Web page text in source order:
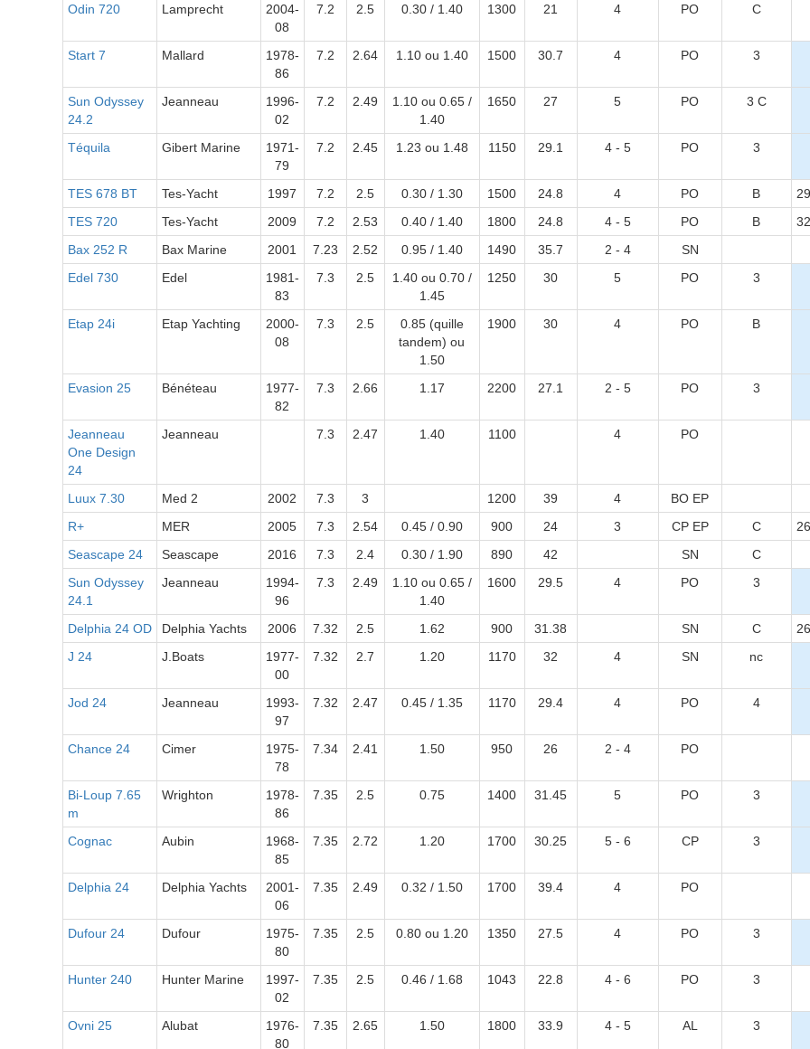
Odin 720 Lamprecht
2004-
08
7.2 2.5 0.30 / 1.40 1300 21 4 PO C
Start 7 Mallard
1978-
86
7.2 2.64 1.10 ou 1.40 1500 30.7 4 PO 3
Sun Odyssey
24.2
Jeanneau
1996-
02
7.2 2.49
1.10 ou 0.65 /
1.40
1650 27 5 PO 3 C
Téquila Gibert Marine
1971-
79
7.2 2.45 1.23 ou 1.48 1150 29.1 4 - 5 PO 3
TES 678 BT Tes-Yacht 1997 7.2 2.5 0.30 / 1.30 1500 24.8 4 PO B
TES 720
Tes-Yacht 2009 7.2 2.53 0.40 / 1.40 1800 24.8 4 - 5 PO B
Bax 252 R
Bax Marine 2001 7.23 2.52 0.95 / 1.40 1490 35.7 2 - 4
SN
Edel 730
Edel
1981-
83
7.3 2.5
1.40 ou 0.70 /
1.45
1250 30 5 PO 3
Etap 24i Etap Yachting
2000-
08
7.3 2.5
0.85 (quille
tandem) ou
1.50
1900 30 4 PO B
Evasion 25 Bénéteau
1977-
82
7.3 2.66 1.17 2200 27.1 2 - 5 PO 3
Jeanneau
One Design
24
Jeanneau 7.3 2.47 1.40 1100 4 PO
Luux 7.30 Med 2 2002 7.3 3 1200 39 4
BO EP
R+
MER 2005 7.3 2.54 0.45 / 0.90 900 24 3 CP EP C
Seascape 24
Seascape 2016 7.3 2.4 0.30 / 1.90 890 42 SN
C
Sun Odyssey
24.1
Jeanneau
1994-
96
7.3 2.49
1.10 ou 0.65 /
1.40
1600 29.5 4 PO 3
Delphia 24 OD Delphia Yachts 2006 7.32 2.5 1.62 900 31.38 SN C
J 24
J.Boats
1977-
00
7.32 2.7 1.20 1170 32 4 SN nc
Jod 24 Jeanneau
1993-
97
7.32 2.47 0.45 / 1.35 1170 29.4 4 PO 4
Chance 24 Cimer
1975-
78
7.34 2.41 1.50 950 26 2 - 4 PO
Bi-Loup 7.65
m
Wrighton
1978-
86
7.35 2.5 0.75 1400 31.45 5 PO 3
Cognac Aubin
1968-
85
7.35 2.72 1.20 1700 30.25 5 - 6 CP 3
Delphia 24 Delphia Yachts
2001-
06
7.35 2.49 0.32 / 1.50 1700 39.4 4 PO
Dufour 24 Dufour
1975-
80
7.35 2.5 0.80 ou 1.20 1350 27.5 4 PO 3
Hunter 240 Hunter Marine
1997-
02
7.35 2.5 0.46 / 1.68 1043 22.8 4 - 6 PO 3
Ovni 25 Alubat
1976-
80
7.35 2.65 1.50 1800 33.9 4 - 5 AL 3